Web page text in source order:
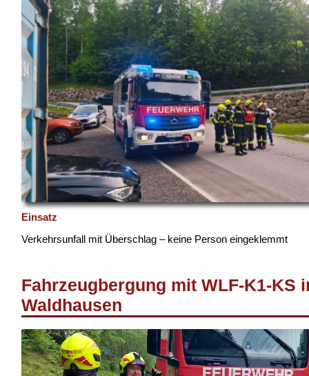
Einsatz
Verkehrsunfall mit Überschlag – keine Person eingeklemmt
Fahrzeugbergung mit WLF-K1-KS
Waldhausen